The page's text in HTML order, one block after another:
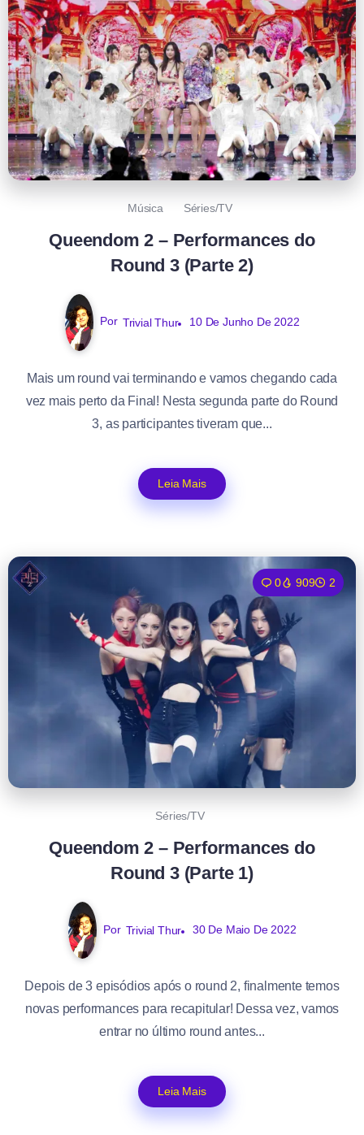
Música Séries/TV
Queendom 2 – Performances do
Round 3 (Parte 2)
Por Trivial Thur 10 De Junho De 2022
Mais um round vai terminando e vamos chegando cada
vez mais perto da Final! Nesta segunda parte do Round
3, as participantes tiveram que...
Leia Mais
0 909 2
Séries/TV
Queendom 2 – Performances do
Round 3 (Parte 1)
Por Trivial Thur 30 De Maio De 2022
Depois de 3 episódios após o round 2, finalmente temos
novas performances para recapitular! Dessa vez, vamos
entrar no último round antes...
Leia Mais